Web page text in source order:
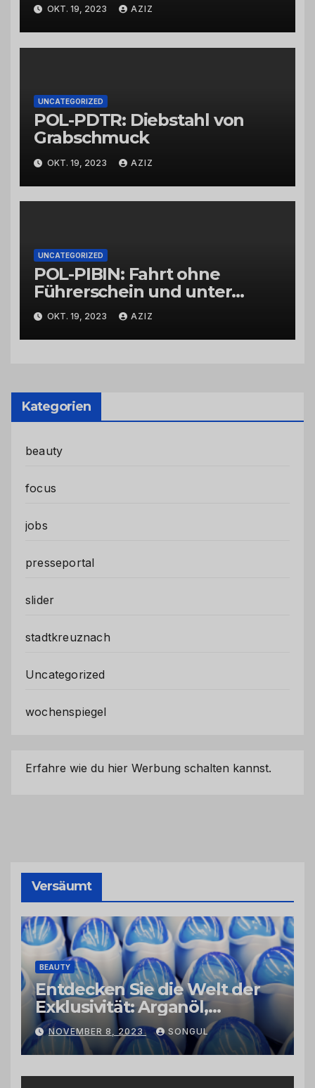
OKT. 19, 2023 AZIZ
UNCATEGORIZED
POL-PDTR: Diebstahl von
Grabschmuck
OKT. 19, 2023 AZIZ
UNCATEGORIZED
POL-PIBIN: Fahrt ohne
Führerschein und unter
Einfluss von Drogen
OKT. 19, 2023 AZIZ
Kategorien
beauty
focus
jobs
presseportal
slider
stadtkreuznach
Uncategorized
wochenspiegel
Erfahre wie du hier Werbung schalten kannst.
Versäumt
BEAUTY
Entdecken Sie die Welt der
Exklusivität: Arganöl,
Kaktusfeigenkernöl und
Schwarzkümmelöl von
vertrauenswürdigen
Großhändlern und Anbietern
NOVEMBER 8, 2023 SONGUL